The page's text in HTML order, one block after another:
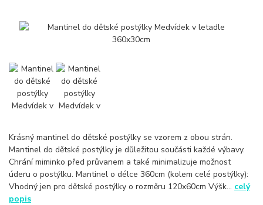
Krásný mantinel do dětské postýlky se vzorem z obou strán.
Mantinel do dětské postýlky je důležitou součásti každé výbavy.
Chrání miminko před průvanem a také minimalizuje možnost
úderu o postýlku. Mantinel o délce 360cm (kolem celé postýlky):
Vhodný jen pro dětské postýlky o rozměru 120x60cm Výšk... celý
popis